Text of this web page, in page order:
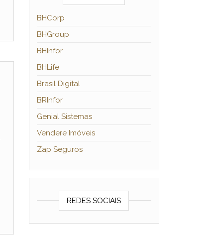
BHCorp
BHGroup
BHInfor
BHLife
Brasil Digital
BRInfor
Genial Sistemas
Vendere Imóveis
Zap Seguros
REDES SOCIAIS